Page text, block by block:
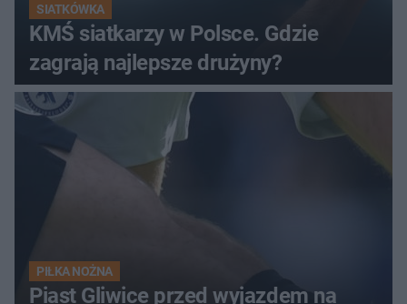
SIATKÓWKA
KMŚ siatkarzy w Polsce. Gdzie
zagrają najlepsze drużyny?
PIŁKA NOŻNA
Piast Gliwice przed wyjazdem na